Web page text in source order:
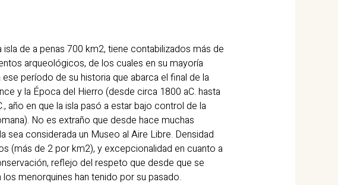
isla de a penas 700 km2, tiene contabilizados más de
arqueológicos, de los cuales en su mayoría
período de su historia que abarca el final de la
y la Época del Hierro (desde circa 1800 aC. hasta
año en que la isla pasó a estar bajo control de la
No es extraño que desde hace muchas
sea considerada un Museo al Aire Libre. Densidad
(más de 2 por km2), y excepcionalidad en cuanto a
reflejo del respeto que desde que se
menorquines han tenido por su pasado.